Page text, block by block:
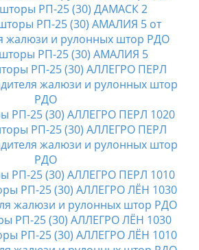
РП-25 (30) ДАМАСК 2
РП-25 (30) АМАЛИЯ 5
РП-25 (30) АЛЛЕГРО ПЕРЛ 1020
РП-25 (30) АЛЛЕГРО ПЕРЛ 1010
РП-25 (30) АЛЛЕГРО ЛЁН 1030